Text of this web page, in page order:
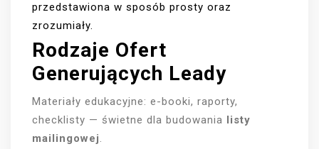
przedstawiona w sposób prosty oraz
zrozumiały.
Rodzaje Ofert
Generujących Leady
Materiały edukacyjne: e-booki, raporty,
checklisty — świetne dla budowania listy
mailingowej.